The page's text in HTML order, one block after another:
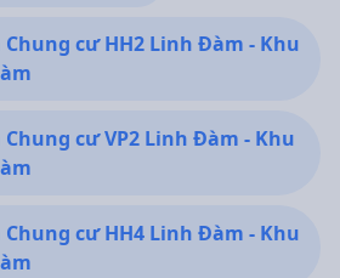
cư HH2 Linh Đàm - Khu
cư VP2 Linh Đàm - Khu
cư HH4 Linh Đàm - Khu